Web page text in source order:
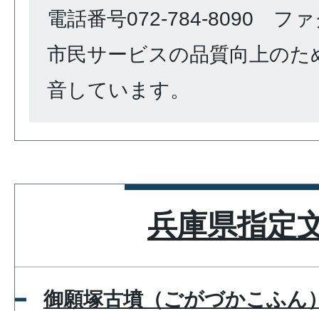
電話番号072-784-8090 ファ
市民サービスの品質向上のた
音しています。
兵庫県指定
御願塚古墳（ごがづかこふん